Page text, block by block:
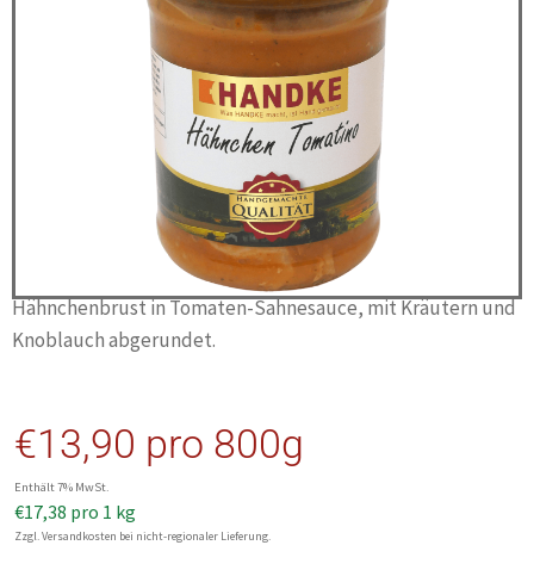
Hähnchenbrust in Tomaten-Sahnesauce, mit Kräutern und
Knoblauch abgerundet.
€13,90 pro 800g
Enthält 7% MwSt.
€17,38 pro 1 kg
Zzgl. Versandkosten bei nicht-regionaler Lieferung.